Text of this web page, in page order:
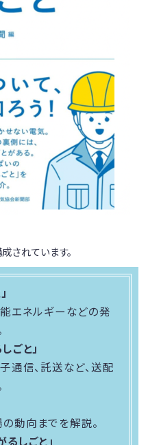
されています。
エネルギーなどの発
ごと」
通信、託送など、送配
動向までを解説。
しごと」